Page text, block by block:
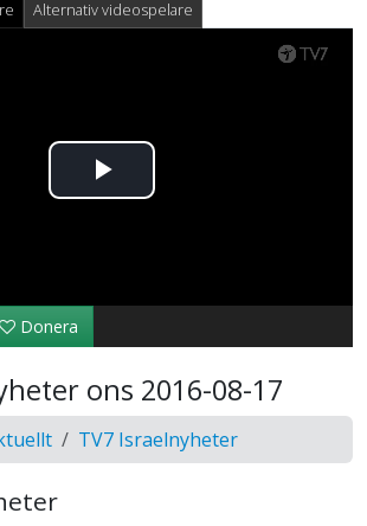
Alternativ videospelare
Spela
video
Donera
ons 2016-08-17
TV7 Israelnyheter